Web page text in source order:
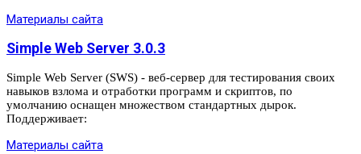
Материалы сайта
Simple Web Server 3.0.3
Simple Web Server (SWS) - веб-сервер для тестирования своих
навыков взлома и отработки программ и скриптов, по
умолчанию оснащен множеством стандартных дырок.
Поддерживает:
Материалы сайта